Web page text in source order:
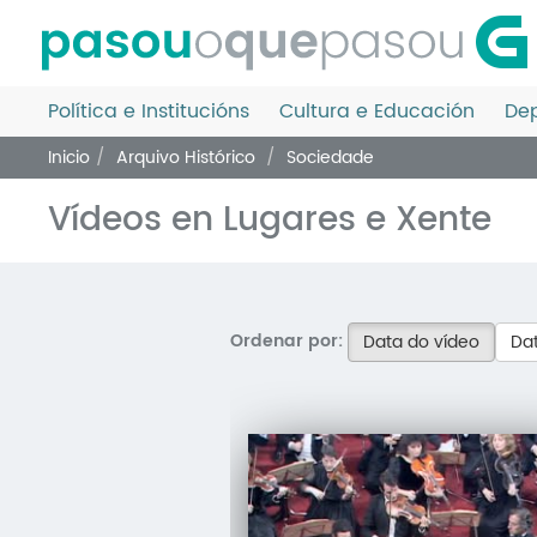
contido
principal
Política e Institucións Cultura e Educación
Inicio Arquivo Histórico Sociedade
Vídeos en Lugares e Xente
Ordenar por: Data do vídeo